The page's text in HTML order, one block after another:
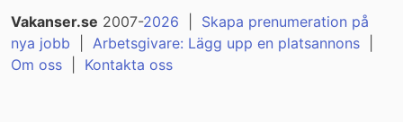
Vakanser.se 2007-2026
Skapa prenumeration på
nya jobb
Arbetsgivare: Lägg upp en platsannons
Om oss
Kontakta oss